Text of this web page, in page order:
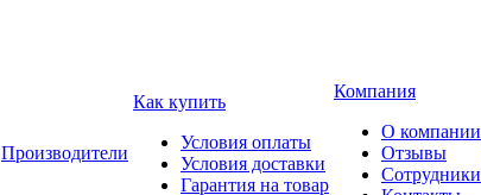
Производители
Как купить
Условия оплаты
Условия доставки
Гарантия на товар
Компания
О компании
Отзывы
Сотрудники